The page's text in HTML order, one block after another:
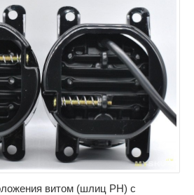
витом (шлиц PH) с